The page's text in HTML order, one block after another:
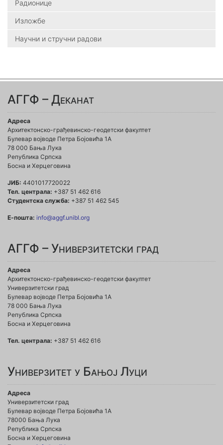
Радионице
Изложбе
Научни и стручни радови
АГГФ – Деканат
Адреса
Архитектонско-грађевинско-геодетски факултет
Булевар војводе Петра Бојовића 1A
78 000 Бања Лука
Република Српска
Босна и Херцеговина
ЈИБ: 4401017720022
Тел. централа: +387 51 462 616
Студентска служба: +387 51 462 545
Е-пошта: info@aggf.unibl.org
АГГФ – Универзитетски град
Адреса
Архитектонско-грађевинско-геодетски факултет
Универзитетски град
Булевар војводе Петра Бојовића 1A
78 000 Бања Лука
Република Српска
Босна и Херцеговина
Тел. централа: +387 51 462 616
Универзитет у Бањој Луци
Адреса
Универзитетски град
Булевар војводе Петра Бојовића 1А
78000 Бања Лука
Република Српска
Босна и Херцеговина